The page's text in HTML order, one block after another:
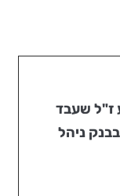
ז"ל שעבד
בבנק ניהל